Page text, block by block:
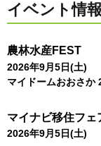
イベント情報
農林水産FEST
2026年9月5日(土)
マイドームおおさか
マイナビ移住フェ
2026年9月5日(土)